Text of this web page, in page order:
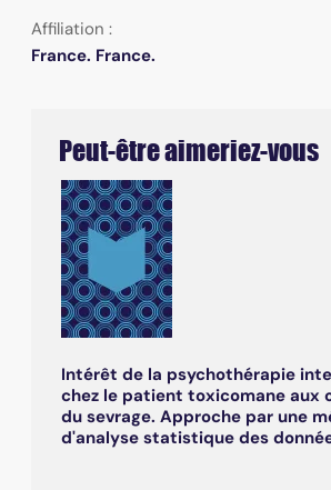
Affiliation :
France. France.
Peut-être aimeriez-vous
Intérêt de la psychothérapie
chez le patient toxicomane aux
du sevrage. Approche par une
d'analyse statistique des